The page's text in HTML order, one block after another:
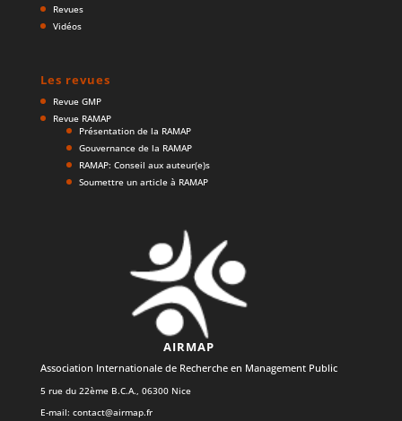
Revues
Vidéos
Les revues
Revue GMP
Revue RAMAP
Présentation de la RAMAP
Gouvernance de la RAMAP
RAMAP: Conseil aux auteur(e)s
Soumettre un article à RAMAP
AIRMAP
Association Internationale de Recherche en Management Public
5 rue du 22ème B.C.A., 06300 Nice
E-mail: contact@airmap.fr